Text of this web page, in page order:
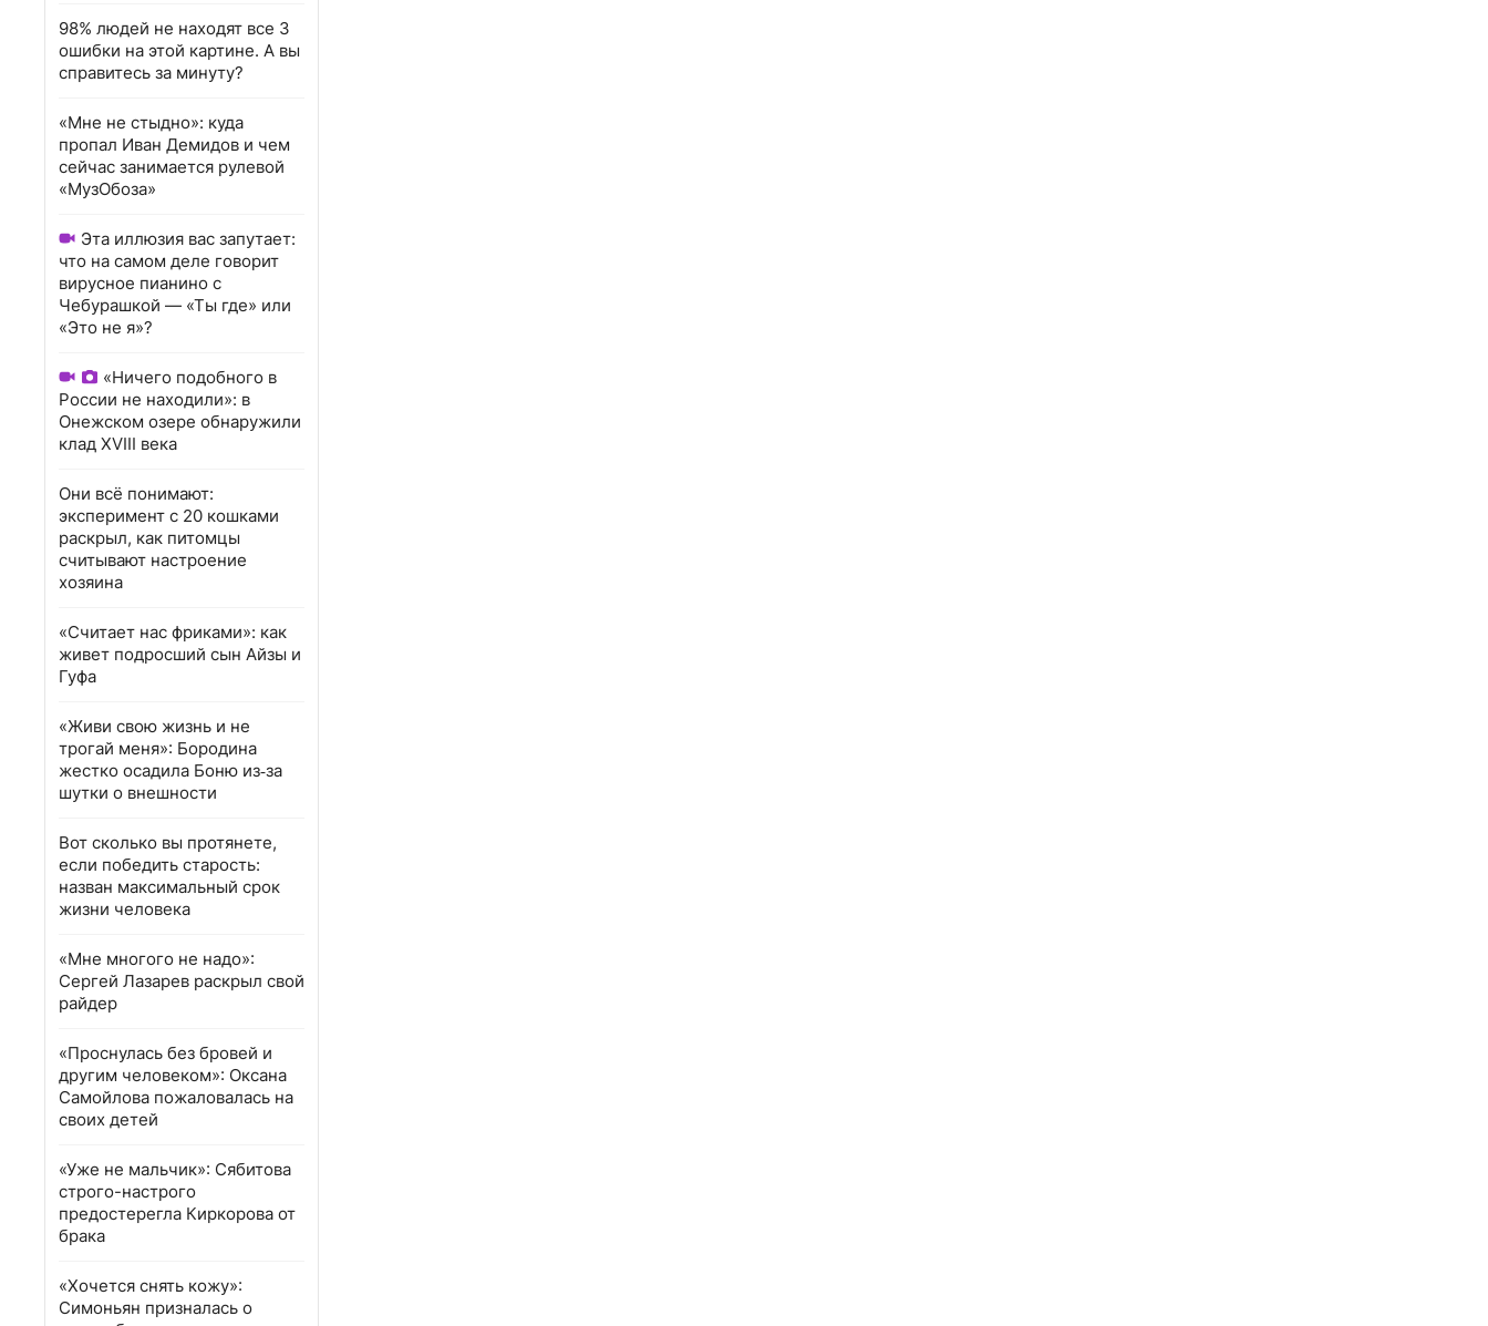
98% людей не находят все 3
ошибки на этой картине. А вы
справитесь за минуту?
«Мне не стыдно»: куда
пропал Иван Демидов и чем
сейчас занимается рулевой
«МузОбоза»
Эта иллюзия вас запутает:
что на самом деле говорит
вирусное пианино с
Чебурашкой — «Ты где» или
«Это не я»?
«Ничего подобного в
России не находили»: в
Онежском озере обнаружили
клад XVIII века
Они всё понимают:
эксперимент с 20 кошками
раскрыл, как питомцы
считывают настроение
хозяина
«Считает нас фриками»: как
живет подросший сын Айзы и
Гуфа
«Живи свою жизнь и не
трогай меня»: Бородина
жестко осадила Боню из‑за
шутки о внешности
Вот сколько вы протянете,
если победить старость:
назван максимальный срок
жизни человека
«Мне многого не надо»:
Сергей Лазарев раскрыл свой
райдер
«Проснулась без бровей и
другим человеком»: Оксана
Самойлова пожаловалась на
своих детей
«Уже не мальчик»: Сябитова
строго-настрого
предостерегла Киркорова от
брака
«Хочется снять кожу»:
Симоньян призналась о